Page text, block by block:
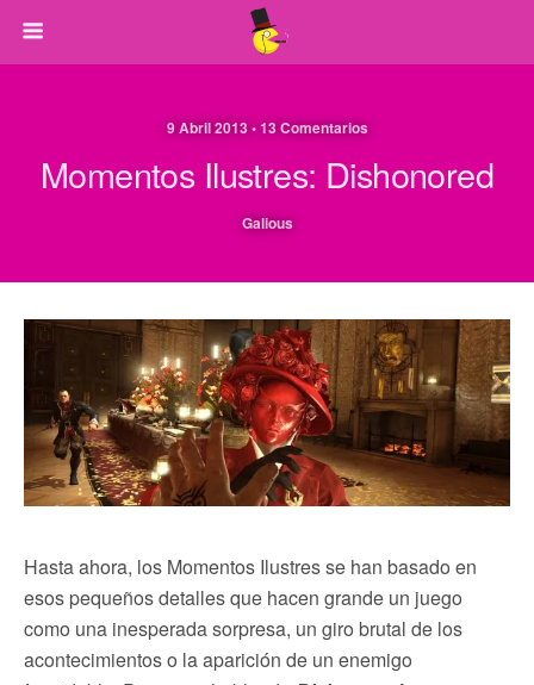
9 Abril 2013 • 13 Comentarios
Momentos Ilustres: Dishonored
Galious
Hasta ahora, los Momentos Ilustres se han basado en
esos pequeños detalles que hacen grande un juego
como una inesperada sorpresa, un giro brutal de los
acontecimientos o la aparición de un enemigo